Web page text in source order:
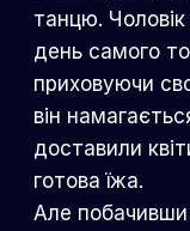
танцю.
день самого
приховуючи
він
доставили
готова їжа.
Але побачивши